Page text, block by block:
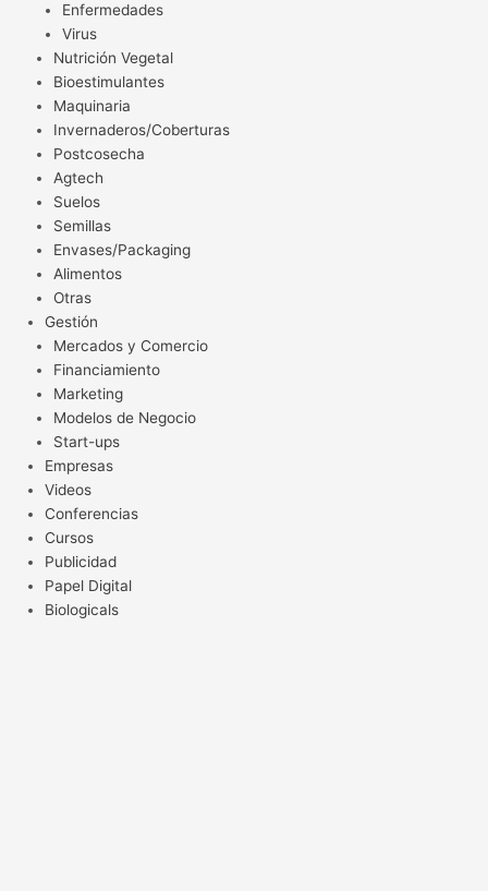
Enfermedades
Virus
Nutrición Vegetal
Bioestimulantes
Maquinaria
Invernaderos/Coberturas
Postcosecha
Agtech
Suelos
Semillas
Envases/Packaging
Alimentos
Otras
Gestión
Mercados y Comercio
Financiamiento
Marketing
Modelos de Negocio
Start-ups
Empresas
Videos
Conferencias
Cursos
Publicidad
Papel Digital
Biologicals